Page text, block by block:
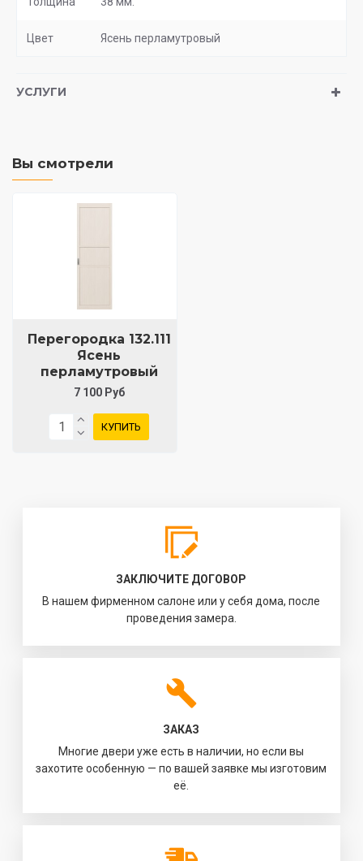
Цвет Ясень перламутровый
УСЛУГИ
Вы смотрели
Перегородка 132.111
Ясень
перламутровый
7 100 Руб
КУПИТЬ
ЗАКЛЮЧИТЕ ДОГОВОР
В нашем фирменном салоне или у себя дома, после
проведения замера.
ЗАКАЗ
Многие двери уже есть в наличии, но если вы
захотите особенную — по вашей заявке мы изготовим
её.